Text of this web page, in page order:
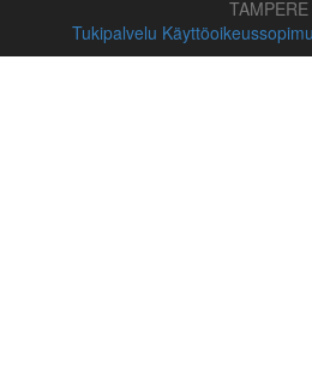
TAMPERE
Tukipalvelu